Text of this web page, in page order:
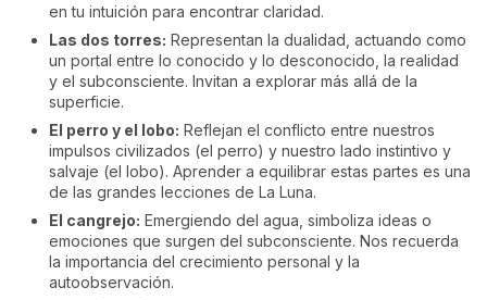
en tu intuición para encontrar claridad.
Las dos torres: Representan la dualidad, actuando como
un portal entre lo conocido y lo desconocido, la realidad
y el subconsciente. Invitan a explorar más allá de la
superficie.
El perro y el lobo: Reflejan el conflicto entre nuestros
impulsos civilizados (el perro) y nuestro lado instintivo y
salvaje (el lobo). Aprender a equilibrar estas partes es una
de las grandes lecciones de La Luna.
El cangrejo: Emergiendo del agua, simboliza ideas o
emociones que surgen del subconsciente. Nos recuerda
la importancia del crecimiento personal y la
autoobservación.